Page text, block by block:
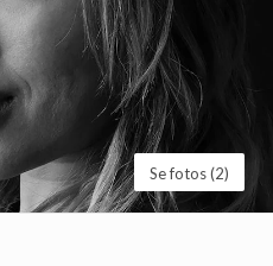
Se fotos (2)